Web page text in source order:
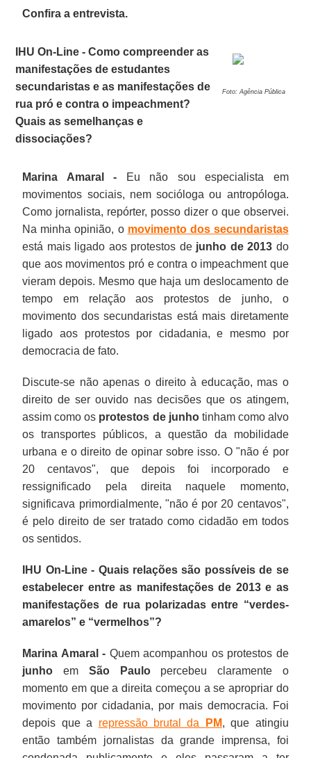
Confira a entrevista.
Foto: Agência Pública
IHU On-Line - Como compreender as
manifestações de estudantes
secundaristas e as manifestações de
rua pró e contra o impeachment?
Quais as semelhanças e
dissociações?
Marina Amaral - Eu não sou especialista em
movimentos sociais, nem socióloga ou antropóloga.
Como jornalista, repórter, posso dizer o que observei.
Na minha opinião, o movimento dos secundaristas
está mais ligado aos protestos de junho de 2013 do
que aos movimentos pró e contra o impeachment que
vieram depois. Mesmo que haja um deslocamento de
tempo em relação aos protestos de junho, o
movimento dos secundaristas está mais diretamente
ligado aos protestos por cidadania, e mesmo por
democracia de fato.
Discute-se não apenas o direito à educação, mas o
direito de ser ouvido nas decisões que os atingem,
assim como os protestos de junhotinham como alvo
os transportes públicos, a questão da mobilidade
urbana e o direito de opinar sobre isso. O "não é por
20 centavos", que depois foi incorporado e
ressignificado pela direita naquele momento,
significava primordialmente, "não é por 20 centavos",
é pelo direito de ser tratado como cidadão em todos
os sentidos.
IHU On-Line - Quais relações são possíveis de se
estabelecer entre as manifestações de 2013 e as
manifestações de rua polarizadas entre “verdes-
amarelos” e “vermelhos”?
Marina Amaral - Quem acompanhou os protestos de
junho em São Paulopercebeu claramente o
momento em que a direita começou a se apropriar do
movimento por cidadania, por mais democracia. Foi
depois que a repressão brutal da PM, que atingiu
então também jornalistas da grande imprensa, foi